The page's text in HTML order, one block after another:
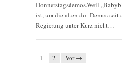
Donnerstagsdemos.Weil
ist, um die alten do!-Demos seit
Regierung unter Kurz nicht…
1 2 Vor →